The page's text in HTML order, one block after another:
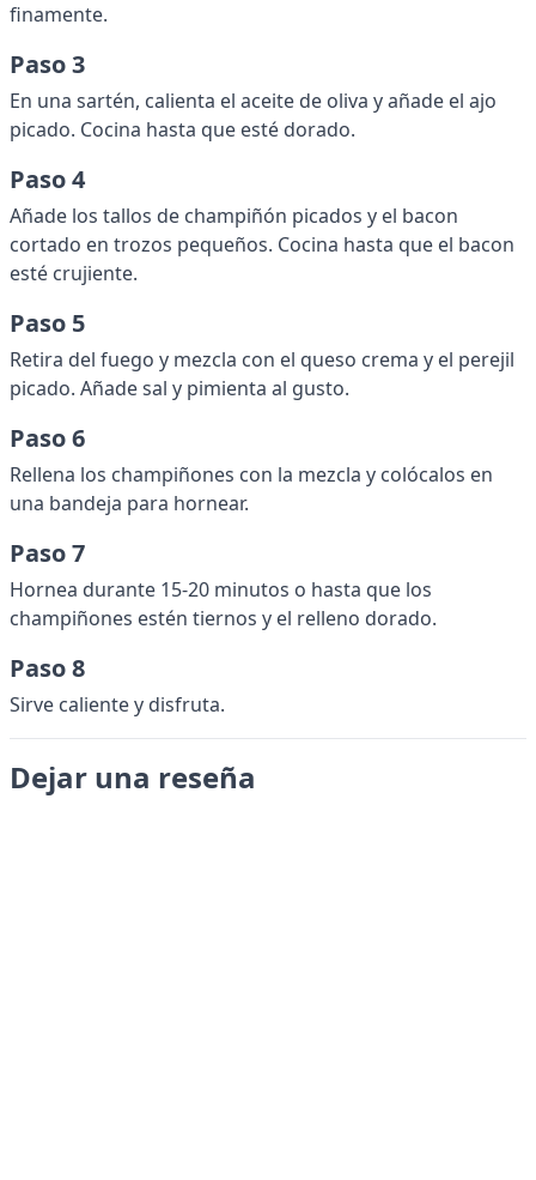
finamente.
Paso 3
En una sartén, calienta el aceite de oliva y añade el ajo
picado. Cocina hasta que esté dorado.
Paso 4
Añade los tallos de champiñón picados y el bacon
cortado en trozos pequeños. Cocina hasta que el bacon
esté crujiente.
Paso 5
Retira del fuego y mezcla con el queso crema y el perejil
picado. Añade sal y pimienta al gusto.
Paso 6
Rellena los champiñones con la mezcla y colócalos en
una bandeja para hornear.
Paso 7
Hornea durante 15-20 minutos o hasta que los
champiñones estén tiernos y el relleno dorado.
Paso 8
Sirve caliente y disfruta.
Dejar una reseña